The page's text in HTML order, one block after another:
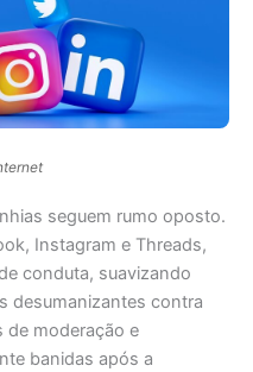
seguem rumo oposto.
Instagram e Threads,
conduta, suavizando
desumanizantes contra
de moderação e
banidas após a